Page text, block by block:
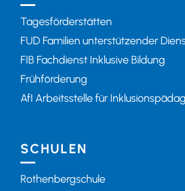
Tagesförderstätten
FUD Familien unterstützender
FIB Fachdienst Inklusive Bildung
Frühförderung
AfI Arbeitsstelle für
SCHULEN
Rothenbergschule